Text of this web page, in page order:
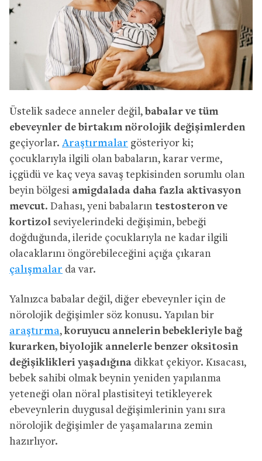
Üstelik sadece anneler değil, babalar ve tüm
ebeveynler de birtakım nörolojik değişimlerden
geçiyorlar. Araştırmalar gösteriyor ki;
çocuklarıyla ilgili olan babaların, karar verme,
içgüdü ve kaç veya savaş tepkisinden sorumlu olan
beyin bölgesi amigdalada daha fazla aktivasyon
mevcut. Dahası, yeni babaların testosteron ve
kortizol seviyelerindeki değişimin, bebeği
doğduğunda, ileride çocuklarıyla ne kadar ilgili
olacaklarını öngörebileceğini açığa çıkaran
çalışmalar da var.
Yalnızca babalar değil, diğer ebeveynler için de
nörolojik değişimler söz konusu. Yapılan bir
araştırma, koruyucu annelerin bebekleriyle bağ
kurarken, biyolojik annelerle benzer oksitosin
değişiklikleri yaşadığına dikkat çekiyor. Kısacası,
bebek sahibi olmak beynin yeniden yapılanma
yeteneği olan nöral plastisiteyi tetikleyerek
ebeveynlerin duygusal değişimlerinin yanı sıra
nörolojik değişimler de yaşamalarına zemin
hazırlıyor.